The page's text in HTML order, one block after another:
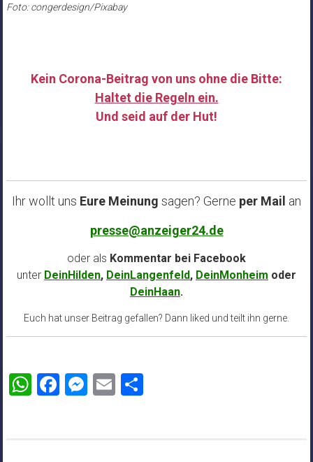
Foto: congerdesign/Pixabay
Kein Corona-Beitrag von uns ohne die Bitte:
Haltet die Regeln ein.
Und seid auf der Hut!
Ihr wollt uns Eure Meinung sagen? Gerne per Mail an
presse@anzeiger24.de
oder als Kommentar bei Facebook
unter DeinHilden, DeinLangenfeld, DeinMonheim oder
DeinHaan.
Euch hat unser Beitrag gefallen? Dann liked und teilt ihn gerne.
WhatsApp
Facebook
Messenger
EmailTeilen